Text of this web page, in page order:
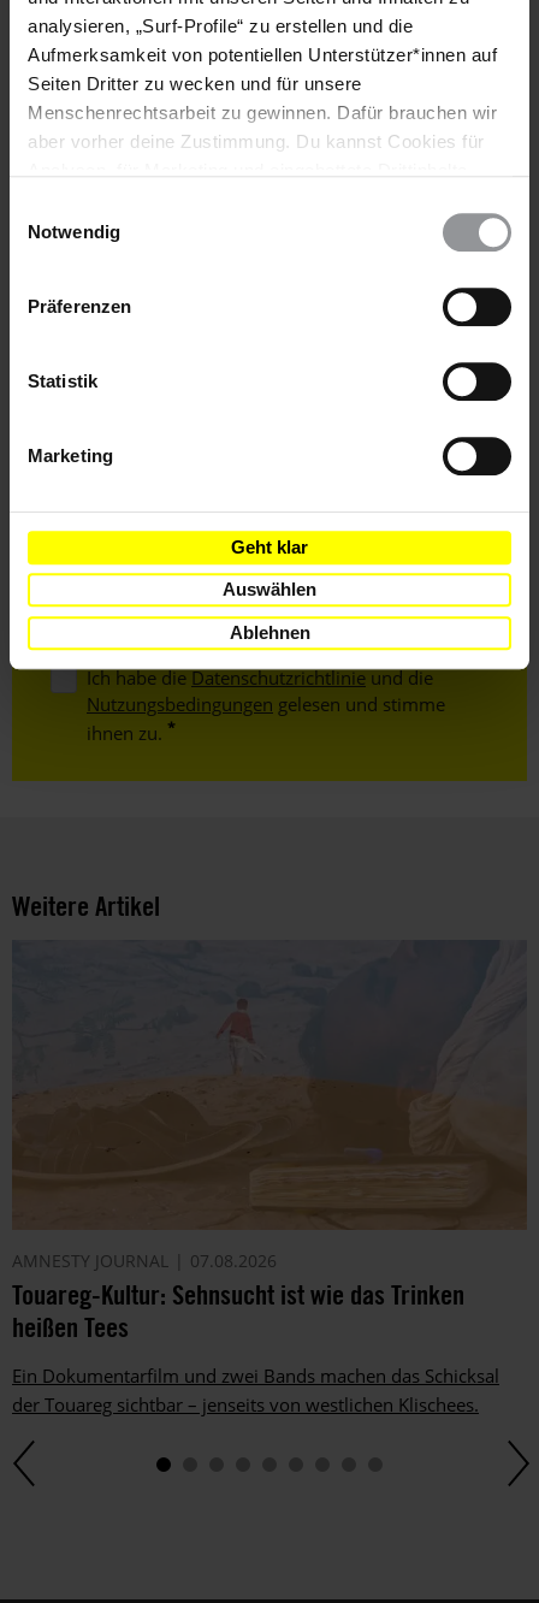
analysieren, „Surf-Profile“ zu erstellen und die
Aufmerksamkeit von potentiellen Unterstützer*innen auf
Seiten Dritter zu wecken und für unsere
Menschenrechtsarbeit zu gewinnen. Dafür brauchen wir
aber vorher deine Zustimmung. Du kannst Cookies für
wieder ändern. Diesen Banner kannst Du über den Link
Notwendig
Präferenzen
Statistik
Marketing
Geht klar
Auswählen
Ablehnen
Teile diesen Beitrag
Bleib informiert
Text
Abonniere den Amnesty-Newsletter und mach dich
für die Menschenrechte stark!
Mail
Ich habe dieDatenschutzrichtlinieund die
Nutzungsbedingungen gelesen und stimme
ihnen zu.
Weitere Artikel
AMNESTY JOURNAL 07.08.2026
Touareg-Kultur: Sehnsucht ist wie das Trinken
heißen Tees
Ein Dokumentarfilm und zwei Bands machen das Schicksal
der Touareg sichtbar – jenseits von westlichen Klischees.